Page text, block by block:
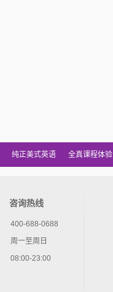
纯正美式英语 全真课程体验
咨询热线
400-688-0688
周一至周日
08:00-23:00